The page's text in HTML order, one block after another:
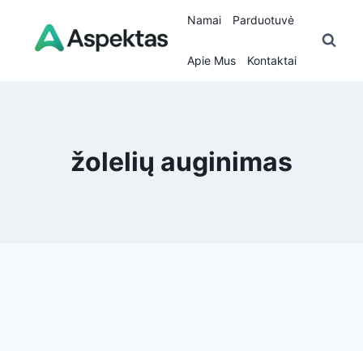
content
Namai Parduotuvė
Apie Mus Kontaktai
žolelių auginimas